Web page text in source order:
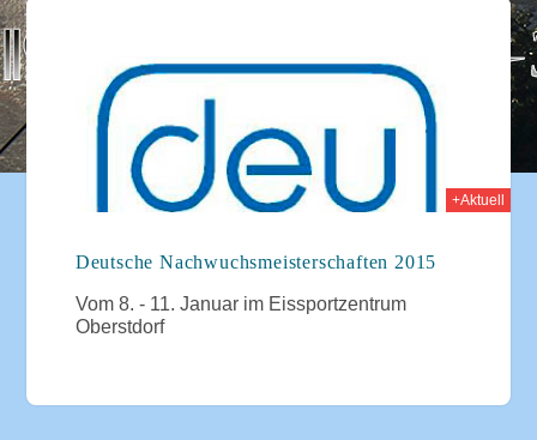
+Aktuell
Deutsche Nachwuchsmeisterschaften 2015
Vom 8. - 11. Januar im Eissportzentrum
Oberstdorf